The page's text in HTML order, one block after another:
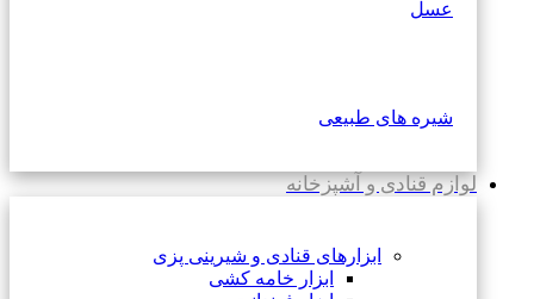
عسل
شیره های طبیعی
لوازم قنادی و آشپزخانه
ابزارهای قنادی و شیرینی پزی
ابزار خامه کشی